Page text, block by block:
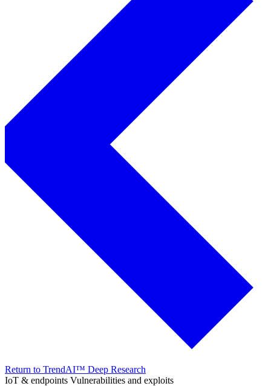
Return to TrendAI™ Deep Research
IoT & endpoints Vulnerabilities and exploits